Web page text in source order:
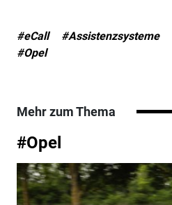
#eCall #Assistenzsysteme
#Opel
Mehr zum Thema
#Opel